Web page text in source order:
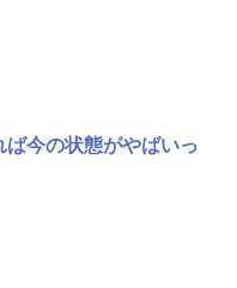
今の状態がやばいっ